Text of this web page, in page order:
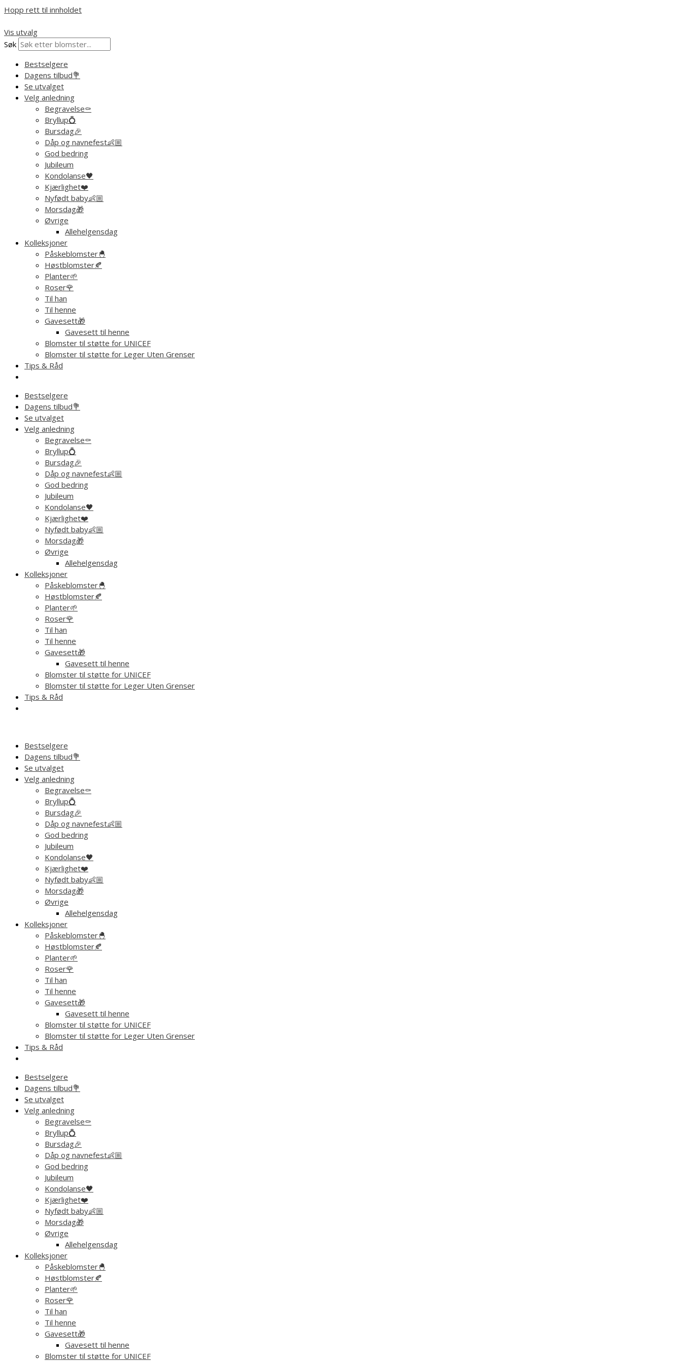
Hopp rett til innholdet
Vis utvalg
Søk
Bestselgere
Dagens tilbud💐
Se utvalget
Velg anledning
Begravelse⚰️
Bryllup💍
Bursdag🎉
Dåp og navnefest👶🏼
God bedring
Jubileum
Kondolanse🖤
Kjærlighet❤️
Nyfødt baby👶🏼
Morsdag🎁
Øvrige
Allehelgensdag
Kolleksjoner
Påskeblomster🐣
Høstblomster🍂
Planter🌱
Roser🌹
Til han
Til henne
Gavesett🎁
Gavesett til henne
Blomster til støtte for UNICEF
Blomster til støtte for Leger Uten Grenser
Tips & Råd
Bestselgere
Dagens tilbud💐
Se utvalget
Velg anledning
Begravelse⚰️
Bryllup💍
Bursdag🎉
Dåp og navnefest👶🏼
God bedring
Jubileum
Kondolanse🖤
Kjærlighet❤️
Nyfødt baby👶🏼
Morsdag🎁
Øvrige
Allehelgensdag
Kolleksjoner
Påskeblomster🐣
Høstblomster🍂
Planter🌱
Roser🌹
Til han
Til henne
Gavesett🎁
Gavesett til henne
Blomster til støtte for UNICEF
Blomster til støtte for Leger Uten Grenser
Tips & Råd
Bestselgere
Dagens tilbud💐
Se utvalget
Velg anledning
Begravelse⚰️
Bryllup💍
Bursdag🎉
Dåp og navnefest👶🏼
God bedring
Jubileum
Kondolanse🖤
Kjærlighet❤️
Nyfødt baby👶🏼
Morsdag🎁
Øvrige
Allehelgensdag
Kolleksjoner
Påskeblomster🐣
Høstblomster🍂
Planter🌱
Roser🌹
Til han
Til henne
Gavesett🎁
Gavesett til henne
Blomster til støtte for UNICEF
Blomster til støtte for Leger Uten Grenser
Tips & Råd
Bestselgere
Dagens tilbud💐
Se utvalget
Velg anledning
Begravelse⚰️
Bryllup💍
Bursdag🎉
Dåp og navnefest👶🏼
God bedring
Jubileum
Kondolanse🖤
Kjærlighet❤️
Nyfødt baby👶🏼
Morsdag🎁
Øvrige
Allehelgensdag
Kolleksjoner
Påskeblomster🐣
Høstblomster🍂
Planter🌱
Roser🌹
Til han
Til henne
Gavesett🎁
Gavesett til henne
Blomster til støtte for UNICEF